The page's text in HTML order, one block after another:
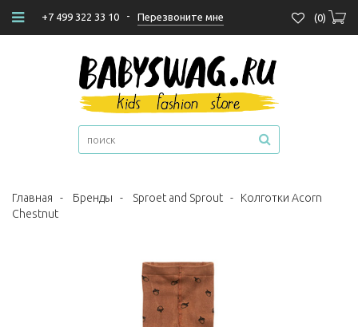
+7 499 322 33 10 - Перезвоните мне (0)
Главная - Бренды - Sproet and Sprout - Колготки Acorn
Chestnut